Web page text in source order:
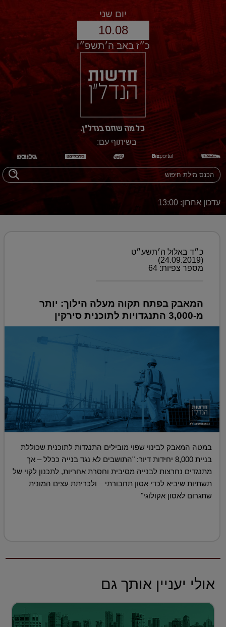
יום שני
10.08
כ״ז באב ה׳תשפ״ו
בשיתוף עם:
עדכון אחרון: 13:00
כ״ד באלול ה׳תשע״ט
(24.09.2019)
מספר צפיות: 64
המאבק בפתח תקוה מעלה הילוך: יותר
מ-3,000 התנגדויות לתוכנית סירקין
במטה המאבק לבינוי שפוי מובילים התנגדות לתוכנית שכוללת
בניית 8,000 יחידות דיור: "התושבים לא נגד בנייה ככלל – אך
מתנגדים נחרצות לבנייה מסיבית וחסרת אחריות, לתכנון לקוי של
תשתיות שיביא לכדי אסון תחבורתי – ולכריתת עצים המונית
שתגרום לאסון אקולוגי"
אולי יעניין אותך גם